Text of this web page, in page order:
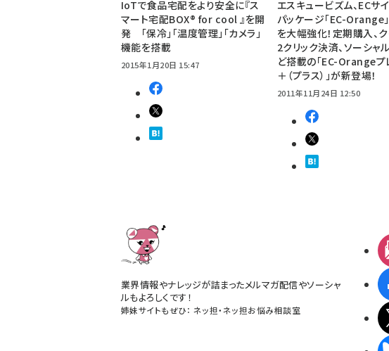
IoTで食品宅配をより安全に『ス
マート宅配BOX® for cool 』を開
発 「保冷」「温度管理」「カメラ」
機能を搭載
2015年1月20日 15:47
エスキュービズム、ECサ
パッケージ「EC-Orange
を大幅強化！定期購入、ク
2クリック決済、ソーシャ
ど搭載の「EC-Orangeプ
＋（プラス）」が新登場！
2011年11月24日 12:50
業界情報やナレッジが詰まったメルマガ配信やソーシャ
ルもよろしくです！
姉妹サイトもぜひ： ネッ担・ネッ担お悩み相談室